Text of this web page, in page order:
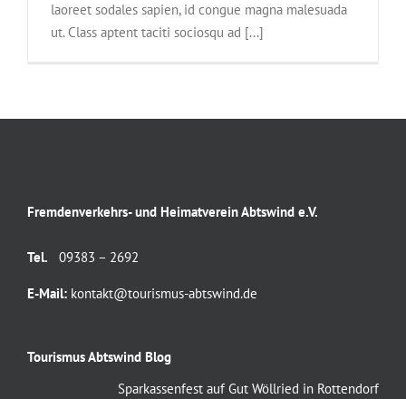
laoreet sodales sapien, id congue magna malesuada
ut. Class aptent taciti sociosqu ad [...]
Fremdenverkehrs- und Heimatverein Abtswind e.V.
Tel. 09383 – 2692
E-Mail: kontakt@tourismus-abtswind.de
Tourismus Abtswind Blog
Sparkassenfest auf Gut Wöllried in Rottendorf